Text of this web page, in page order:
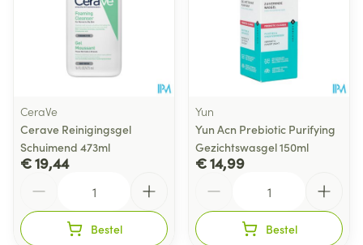
CeraVe
Cerave Reinigingsgel
Schuimend 473ml
€ 19,44
Bestel
Yun
Yun Acn Prebiotic Purifying
Gezichtswasgel 150ml
€ 14,99
Bestel